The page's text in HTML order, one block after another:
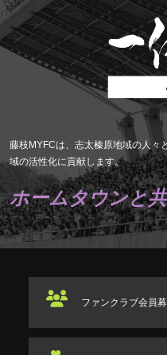
藤枝MYFCは、志太榛原地域の人々
域の活性化に貢献します。
ホームタウンと
ファンクラブ会員